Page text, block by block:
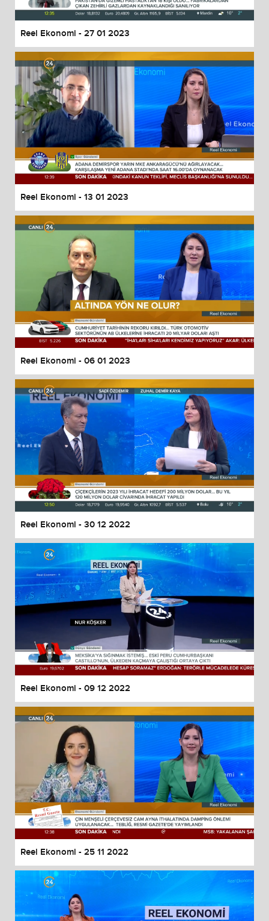
Reel Ekonomi - 27 01 2023
Reel Ekonomi - 13 01 2023
Reel Ekonomi - 06 01 2023
Reel Ekonomi - 30 12 2022
Reel Ekonomi - 09 12 2022
Reel Ekonomi - 25 11 2022